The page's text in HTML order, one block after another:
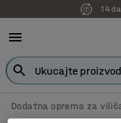
14
Dodatna oprema za